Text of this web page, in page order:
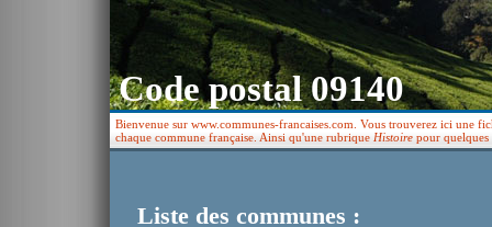
Code postal 09140
Bienvenue sur www.communes-francaises.com. Vous trouverez ici une
chaque commune française. Ainsi qu'une rubrique Histoire pour quelques
Liste des communes :